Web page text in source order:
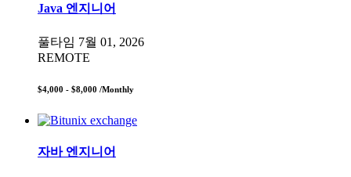
Java 엔지니어
풀타임 7월 01, 2026
REMOTE
$4,000 - $8,000 /Monthly
자바 엔지니어